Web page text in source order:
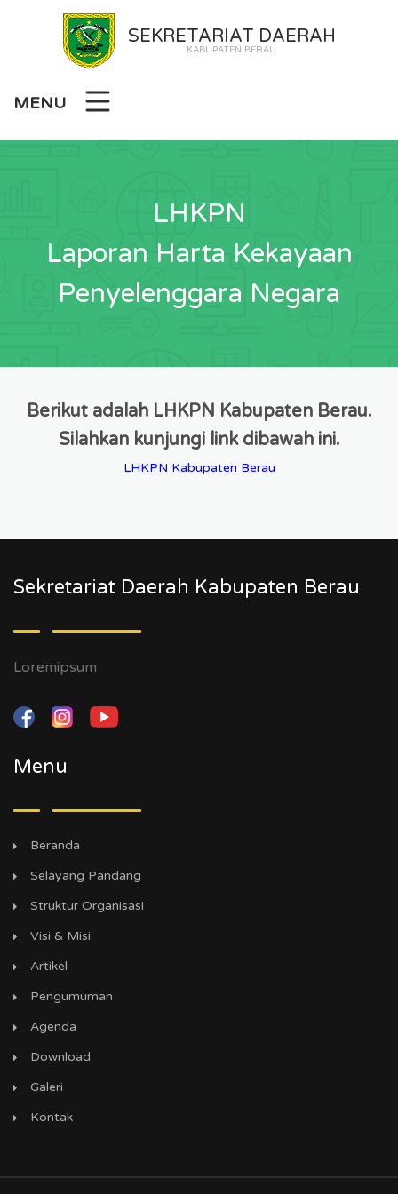
SEKRETARIAT DAERAH
KABUPATEN BERAU
MENU
LHKPN
Laporan Harta Kekayaan
Penyelenggara Negara
Berikut adalah LHKPN Kabupaten Berau.
Silahkan kunjungi link dibawah ini.
LHKPN Kabupaten Berau
Sekretariat Daerah Kabupaten Berau
Loremipsum
Menu
Beranda
Selayang Pandang
Struktur Organisasi
Visi & Misi
Artikel
Pengumuman
Agenda
Download
Galeri
Kontak